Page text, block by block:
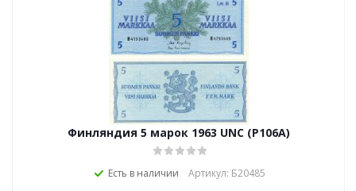
Финляндия 5 марок 1963 UNC (P106A)
Есть в наличии Артикул: Б20485